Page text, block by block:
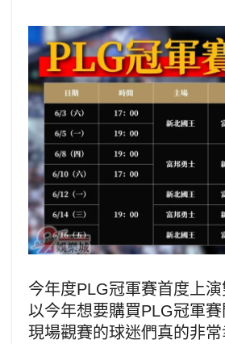
今年度PLG冠軍賽首度上
以今年想要購買PLG冠軍
現場觀賽的球迷們真的非